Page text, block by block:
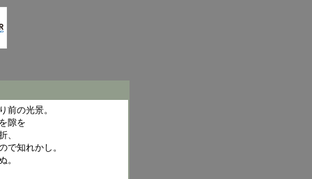
前の光景。
隙を
、
で知れかし。
。